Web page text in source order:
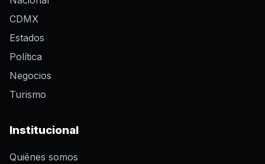
CDMX
Estados
Política
Negocios
Turismo
Institucional
Quiénes somos